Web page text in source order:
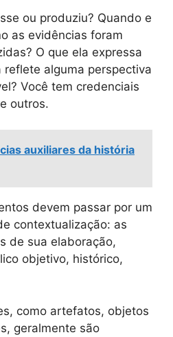
ou produziu? Quando e
as evidências foram
O que ela expressa
reflete alguma perspectiva
Você tem credenciais
outros.
auxiliares da história
devem passar por um
contextualização: as
de sua elaboração,
objetivo, histórico,
como artefatos, objetos
geralmente são